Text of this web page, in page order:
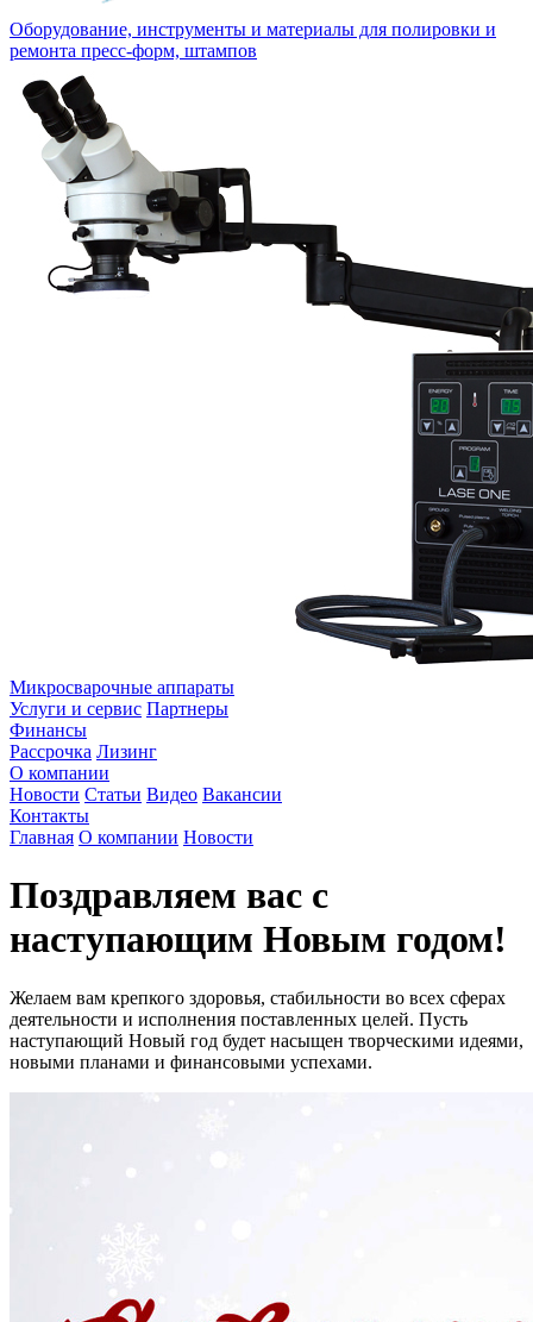
Оборудование, инструменты и материалы для полировки и
ремонта пресс-форм, штампов
Микросварочные аппараты
Услуги и сервис Партнеры
Финансы
Рассрочка Лизинг
О компании
Новости Статьи Видео Вакансии
Контакты
Главная О компании Новости
Поздравляем вас с
наступающим Новым годом!
Желаем вам крепкого здоровья, стабильности во всех сферах
деятельности и исполнения поставленных целей. Пусть
наступающий Новый год будет насыщен творческими идеями,
новыми планами и финансовыми успехами.